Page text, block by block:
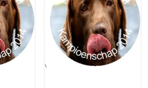
Toevoegen
aan
verlanglijst
Toevoegen
aan
verlanglijst